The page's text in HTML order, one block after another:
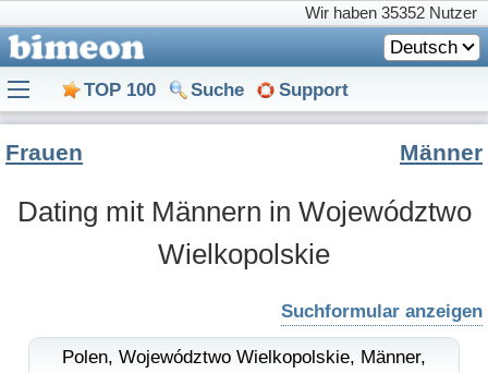
Wir haben 35352 Nutzer
Deutsch
TOP 100 Suche Support
Dating mit Männern in Województwo
Wielkopolskie
Frauen Männer
Suchformular anzeigen
Polen, Województwo Wielkopolskie, Männer,